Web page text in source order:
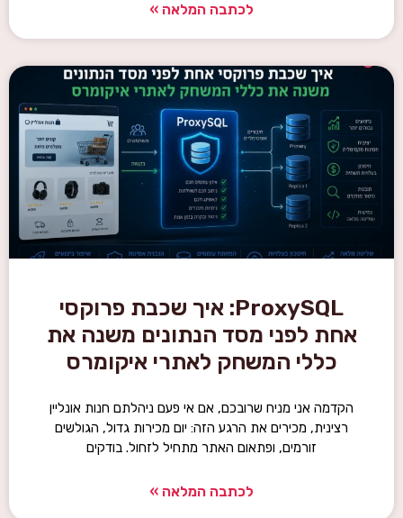
לכתבה המלאה »
ProxySQL: איך שכבת פרוקסי
אחת לפני מסד הנתונים משנה את
כללי המשחק לאתרי איקומרס
הקדמה אני מניח שרובכם, אם אי פעם ניהלתם חנות אונליין
רצינית, מכירים את הרגע הזה: יום מכירות גדול, הגולשים
זורמים, ופתאום האתר מתחיל לזחול. בודקים
לכתבה המלאה »